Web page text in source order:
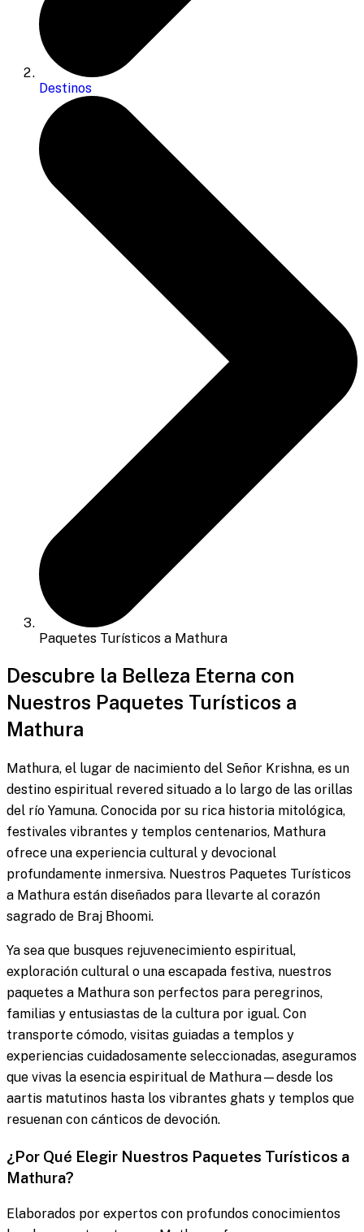
Destinos
Paquetes Turísticos a Mathura
Descubre la Belleza Eterna con
Nuestros Paquetes Turísticos a
Mathura
Mathura, el lugar de nacimiento del Señor Krishna, es un
destino espiritual revered situado a lo largo de las orillas
del río Yamuna. Conocida por su rica historia mitológica,
festivales vibrantes y templos centenarios, Mathura
ofrece una experiencia cultural y devocional
profundamente inmersiva. Nuestros Paquetes Turísticos
a Mathura están diseñados para llevarte al corazón
sagrado de Braj Bhoomi.
Ya sea que busques rejuvenecimiento espiritual,
exploración cultural o una escapada festiva, nuestros
paquetes a Mathura son perfectos para peregrinos,
familias y entusiastas de la cultura por igual. Con
transporte cómodo, visitas guiadas a templos y
experiencias cuidadosamente seleccionadas, aseguramos
que vivas la esencia espiritual de Mathura—desde los
aartis matutinos hasta los vibrantes ghats y templos que
resuenan con cánticos de devoción.
¿Por Qué Elegir Nuestros Paquetes Turísticos a
Mathura?
Elaborados por expertos con profundos conocimientos